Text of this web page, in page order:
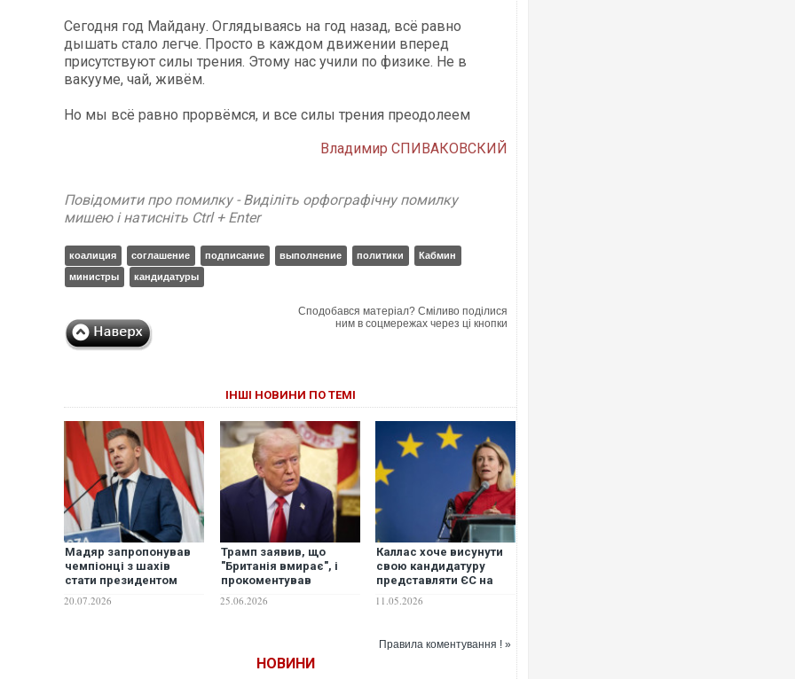
Сегодня год Майдану. Оглядываясь на год назад, всё равно
дышать стало легче. Просто в каждом движении вперед
присутствуют силы трения. Этому нас учили по физике. Не в
вакууме, чай, живём.
Но мы всё равно прорвёмся, и все силы трения преодолеем
Владимир СПИВАКОВСКИЙ
Повідомити про помилку - Виділіть орфографічну помилку
мишею і натисніть Ctrl + Enter
коалиция соглашение подписание выполнение политики
Кабмин
министры
кандидатуры
Сподобався матеріал? Сміливо поділися
ним в соцмережах через ці кнопки
ІНШІ НОВИНИ ПО ТЕМІ
Мадяр запропонував
чемпіонці з шахів
стати президентом
20.07.2026
Трамп заявив, що
"Британія вмирає", і
прокоментував
наступника Стармера
25.06.2026
Каллас хоче висунути
свою кандидатуру
представляти ЄС на
11.05.2026
Правила коментування ! »
НОВИНИ